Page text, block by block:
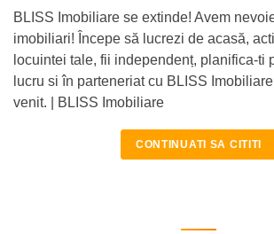
BLISS Imobiliare se extinde! Avem
imobiliari! Începe să lucrezi de acasă,
locuintei tale, fii independenț, planifica-ti
lucru si în parteneriat cu BLISS
venit. | BLISS Imobiliare
CONTINUATI SA CITITI